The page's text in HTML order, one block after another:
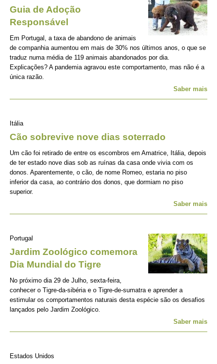
Guia de Adoção
Responsável
Em Portugal, a taxa de abandono de animais
de companhia aumentou em mais de 30% nos últimos anos, o que se
traduz numa média de 119 animais abandonados por dia.
Explicações? A pandemia agravou este comportamento, mas não é a
única razão.
Saber mais
Itália
Cão sobrevive nove dias soterrado
Um cão foi retirado de entre os escombros em Amatrice, Itália, depois
de ter estado nove dias sob as ruínas da casa onde vivia com os
donos. Aparentemente, o cão, de nome Romeo, estaria no piso
inferior da casa, ao contrário dos donos, que dormiam no piso
superior.
Saber mais
Portugal
Jardim Zoológico comemora
Dia Mundial do Tigre
No próximo dia 29 de Julho, sexta-feira,
conhecer o Tigre-da-sibéria e o Tigre-de-sumatra e aprender a
estimular os comportamentos naturais desta espécie são os desafios
lançados pelo Jardim Zoológico.
Saber mais
Estados Unidos